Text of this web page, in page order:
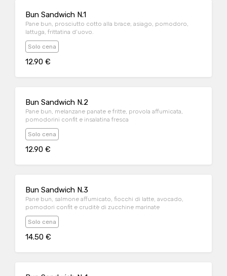
Bun Sandwich N.1
Pane bun, prosciutto cotto alla brace, asiago, pomodoro,
lattuga, frittatina d’uovo.
Solo cena
12.90 €
Bun Sandwich N.2
Pane bun, melanzane panate e fritte, provola affumicata,
pomodorini confit e insalatina fresca
Solo cena
12.90 €
Bun Sandwich N.3
Pane bun, salmone affumicato, fiocchi di latte, avocado,
pomodori confit e cruditè di zucchine marinate
Solo cena
14.50 €